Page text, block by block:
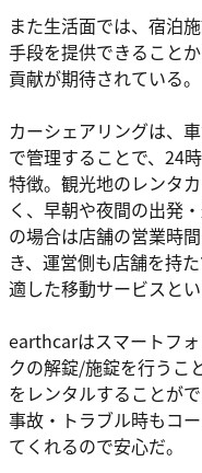
また生活面では、宿泊
手段を提供できること
貢献が期待されている。
カーシェアリングは、
で管理することで、24
特徴。観光地のレンタ
く、早朝や夜間の出発
の場合は店舗の営業時
き、運営側も店舗を持
適した移動サービスとい
earthcarはスマートフ
クの解錠/施錠を行うこ
をレンタルすることが
事故・トラブル時もコ
てくれるので安心だ。